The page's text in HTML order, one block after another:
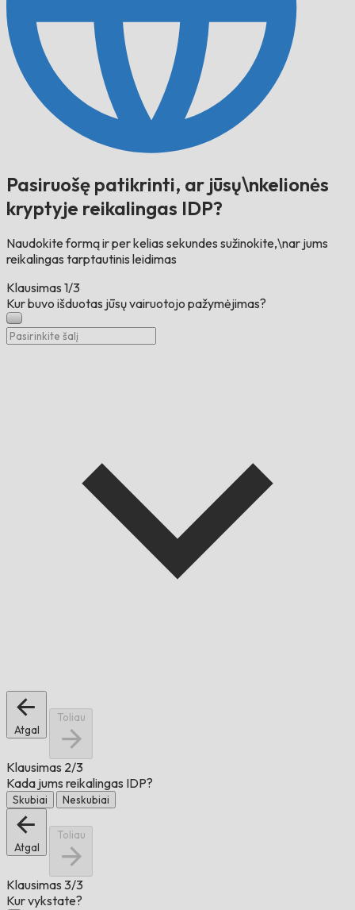
Pasiruošę patikrinti, ar jūsų\nkelionės
kryptyje reikalingas IDP?
Naudokite formą ir per kelias sekundes sužinokite,\nar jums
reikalingas tarptautinis leidimas
Klausimas 1/3
Kur buvo išduotas jūsų vairuotojo pažymėjimas?
Atgal
Toliau
Klausimas 2/3
Kada jums reikalingas IDP?
Skubiai Neskubiai
Atgal
Toliau
Klausimas 3/3
Kur vykstate?